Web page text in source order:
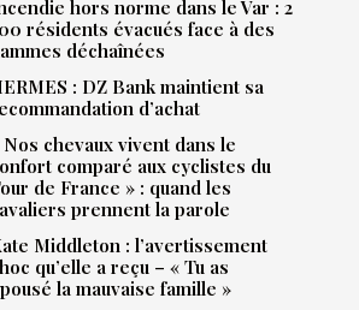
hors norme dans le Var : 2
résidents évacués face à des
déchaînées
: DZ Bank maintient sa
d’achat
Nos chevaux vivent dans le
comparé aux cyclistes du
de France » : quand les
prennent la parole
Middleton : l’avertissement
qu’elle a reçu – « Tu as
la mauvaise famille »